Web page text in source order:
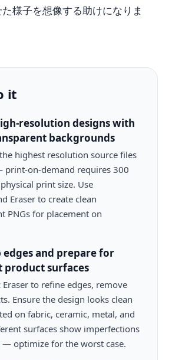
様子を想像する助けになりま
it
resolution designs with
backgrounds
highest resolution source files
print-on-demand requires 300
print size. Use
Eraser to create clean
PNGs for placement on
edges and prepare for
product surfaces
Eraser to refine edges, remove
Ensure the design looks clean
on fabric, ceramic, metal, and
surfaces show imperfections
optimize for the worst case.